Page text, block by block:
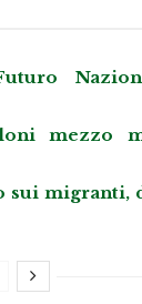
mezzo
sui